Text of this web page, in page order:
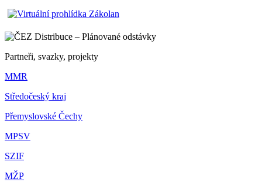
Partneři, svazky, projekty
MMR
Středočeský kraj
Přemyslovské Čechy
MPSV
SZIF
MŽP